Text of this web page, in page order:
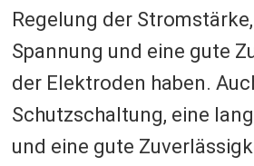
Regelung der
Spannung und eine gute
der Elektroden haben.
Schutzschaltung, eine
und eine gute